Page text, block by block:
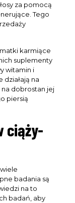
za pomocą
Tego
karmiące
suplementy
witamin i
działają na
dobrostan jej
piersią
ciąży-
badania są
na to
badań, aby